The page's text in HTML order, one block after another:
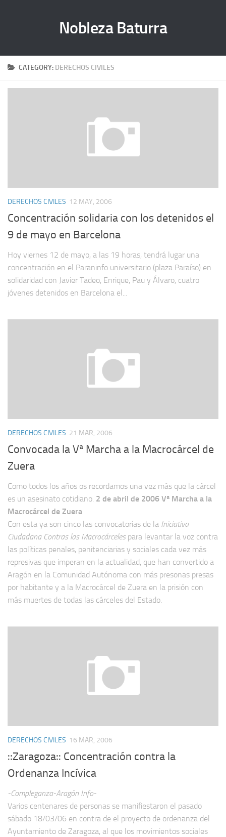
Nobleza Baturra
CATEGORY: DERECHOS CIVILES
DERECHOS CIVILES 12 MAY, 2006
Concentración solidaria con los detenidos el
9 de mayo en Barcelona
Hoy viernes 12 de mayo, a las 19 horas, tendrá lugar una
concentración en el Paraninfo universitario (plaza Paraíso) en
solidaridad con Javier Tadeo, Enrique, Pau y Álvaro, cuatro
jóvenes detenidos en Barcelona el...
DERECHOS CIVILES 21 MAR, 2006
Convocada la Vª Marcha a la Macrocárcel de
Zuera
Como todos los años os recordamos una vez más que la cárcel
es un asesinato cotidiano. 2 de abril de 2006 Vª Marcha a la
Macrocárcel de Zuera
Con esta ya son cinco las convocatorias de la Iniciativa
Ciudadana Contras las Macrocárcelespara levantar la voz contra
las políticas penales, penitenciarias y sociales cada vez más
represivas que imperan en la actualidad, que han convertido a
Aragón en la Comunidad Autónoma con más presonas presas
por habitante y a la Macrocárcel de Zuera en la prisión con
más muertes de todas las cárceles del Estado.
DERECHOS CIVILES 16 MAR, 2006
::Zaragoza:: Concentración contra la
Ordenanza Incívica
-Compleganza-Aragón Info-
Varios centenares de personas se manifiestaron el pasado
sábado 18/03/06 en contra de el proyecto de ordenanza del
Ayuntamiento de Zaragoza, al que los movimientos sociales